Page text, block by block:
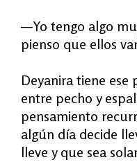
—Yo tengo algo
pienso que ellos
Deyanira tiene ese
entre pecho y
pensamiento
algún día decide
lleve y que sea